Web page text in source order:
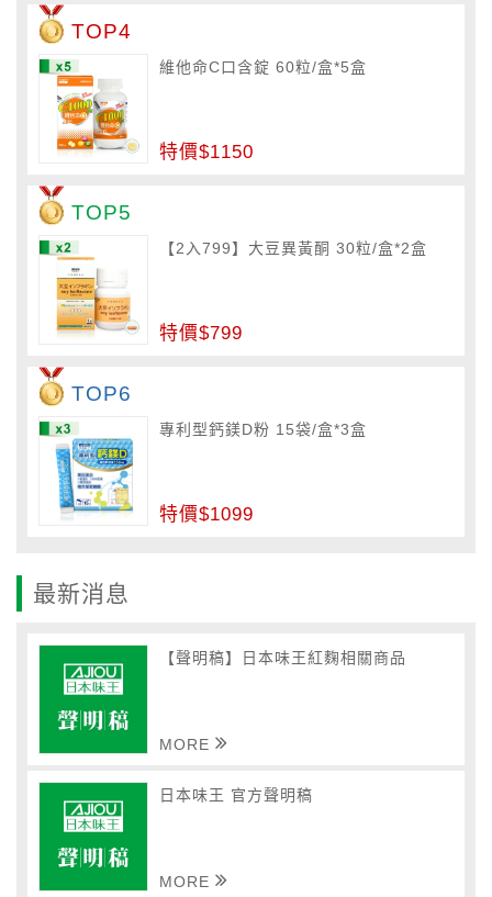
TOP4
維他命C口含錠 60粒/盒*5盒
特價$1150
TOP5
【2入799】大豆異黃酮 30粒/盒*2盒
特價$799
TOP6
專利型鈣鎂D粉 15袋/盒*3盒
特價$1099
最新消息
【聲明稿】日本味王紅麴相關商品
MORE
日本味王 官方聲明稿
MORE